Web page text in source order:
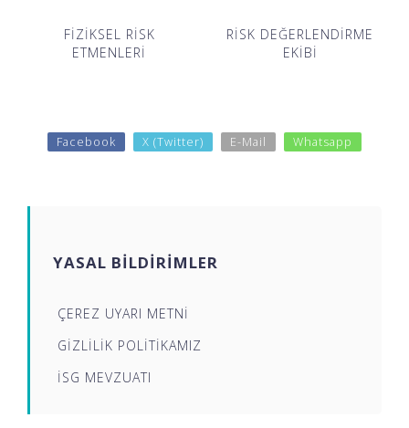
FİZİKSEL RİSK
ETMENLERİ
RİSK DEĞERLENDİRME
EKİBİ
Facebook X (Twitter) E-Mail Whatsapp
YASAL BİLDİRİMLER
ÇEREZ UYARI METNİ
GİZLİLİK POLİTİKAMIZ
İSG MEVZUATI